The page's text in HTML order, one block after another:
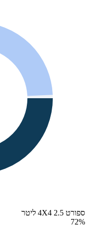
ספורט 4X4 2.5 ליטר
72%